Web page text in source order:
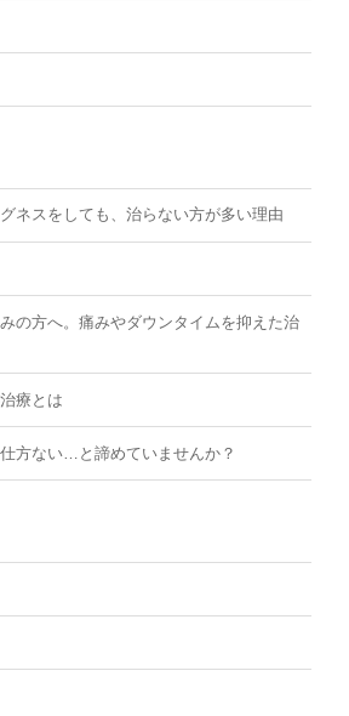
ネスをしても、治らない方が多い理由
の方へ。痛みやダウンタイムを抑えた治
療とは
方ない…と諦めていませんか？